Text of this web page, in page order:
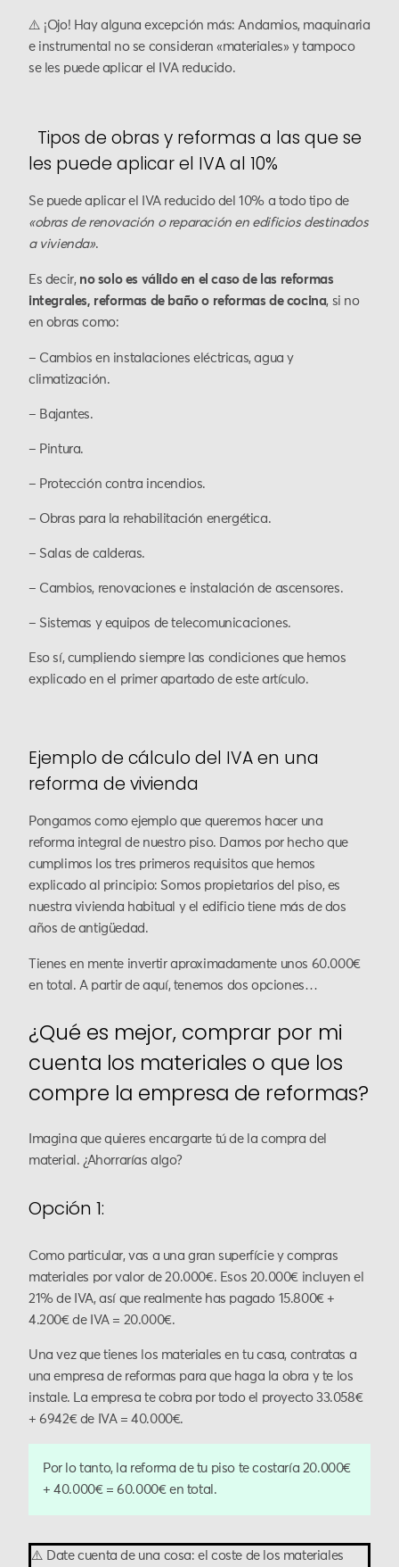
⚠️ ¡Ojo! Hay alguna excepción más: Andamios, maquinaria
e instrumental no se consideran «materiales» y tampoco
se les puede aplicar el IVA reducido.
Tipos de obras y reformas a las que se
les puede aplicar el IVA al 10%
Se puede aplicar el IVA reducido del 10% a todo tipo de
«obras de renovación o reparación en edificios destinados
a vivienda».
Es decir, no solo es válido en el caso de las reformas
integrales, reformas de baño o reformas de cocina, si no
en obras como:
– Cambios en instalaciones eléctricas, agua y
climatización.
– Bajantes.
– Pintura.
– Protección contra incendios.
– Obras para la rehabilitación energética.
– Salas de calderas.
– Cambios, renovaciones e instalación de ascensores.
– Sistemas y equipos de telecomunicaciones.
Eso sí, cumpliendo siempre las condiciones que hemos
explicado en el primer apartado de este artículo.
Ejemplo de cálculo del IVA en una
reforma de vivienda
Pongamos como ejemplo que queremos hacer una
reforma integral de nuestro piso. Damos por hecho que
cumplimos los tres primeros requisitos que hemos
explicado al principio: Somos propietarios del piso, es
nuestra vivienda habitual y el edificio tiene más de dos
años de antigüedad.
Tienes en mente invertir aproximadamente unos 60.000€
en total. A partir de aquí, tenemos dos opciones…
¿Qué es mejor, comprar por mi
cuenta los materiales o que los
compre la empresa de reformas?
Imagina que quieres encargarte tú de la compra del
material. ¿Ahorrarías algo?
Opción 1:
Como particular, vas a una gran superfície y compras
materiales por valor de 20.000€. Esos 20.000€ incluyen el
21% de IVA, así que realmente has pagado 15.800€ +
4.200€ de IVA = 20.000€.
Una vez que tienes los materiales en tu casa, contratas a
una empresa de reformas para que haga la obra y te los
instale. La empresa te cobra por todo el proyecto 33.058€
+ 6942€ de IVA = 40.000€.
Por lo tanto, la reforma de tu piso te costaría 20.000€
+ 40.000€ = 60.000€ en total.
⚠️ Date cuenta de una cosa: el coste de los materiales